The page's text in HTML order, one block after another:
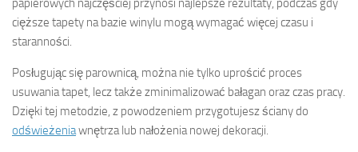
papierowych najczęściej przynosi najlepsze rezultaty, podczas gdy
cięższe tapety na bazie winylu mogą wymagać więcej czasu i
staranności.
Posługując się parownicą, można nie tylko uprościć proces
usuwania tapet, lecz także zminimalizować bałagan oraz czas pracy.
Dzięki tej metodzie, z powodzeniem przygotujesz ściany do
odświeżeniawnętrza lub nałożenia nowej dekoracji.